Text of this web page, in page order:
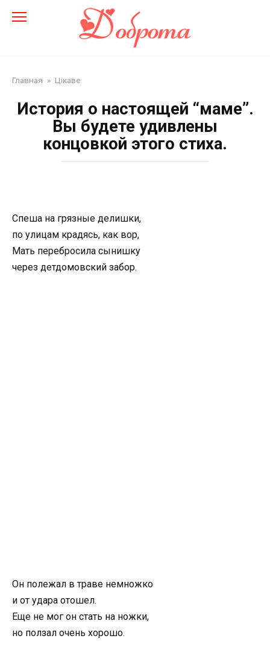
Главная » Цікаве
История о настоящей “маме”.
Вы будете удивлены
концовкой этого стиха.
Спеша на грязные делишки,
по улицам крадясь, как вор,
Мать перебросила сынишку
через детдомовский забор.
Он полежал в траве немножко
и от удара отошел.
Еще не мог он стать на ножки,
но ползал очень хорошо.